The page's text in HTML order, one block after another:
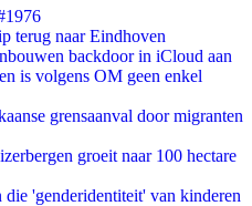
terug naar Eindhoven
backdoor in iCloud aan
is volgens OM geen enkel
grensaanval door migranten
groeit naar 100 hectare
'genderidentiteit' van kinderen